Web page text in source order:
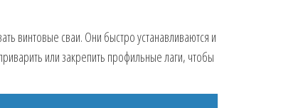
винтовые сваи. Они быстро устанавливаются и
или закрепить профильные лаги, чтобы